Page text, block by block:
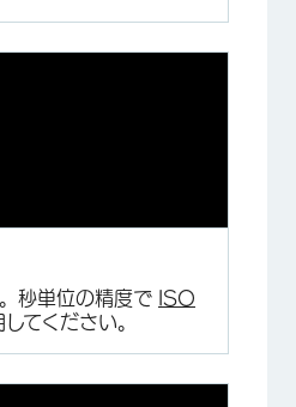
秒単位の精度で
ISO
てください。